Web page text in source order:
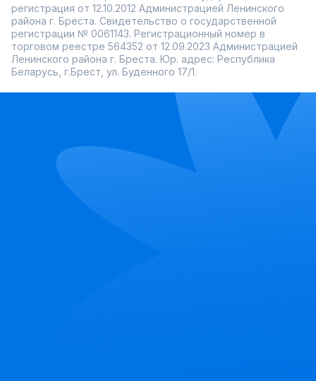
регистрация от 12.10.2012 Администрацией Ленинского
района г. Бреста. Свидетельство о государственной
регистрации № 0061143. Регистрационный номер в
торговом реестре 564352 от 12.09.2023 Администрацией
Ленинского района г. Бреста. Юр. адрес: Республика
Беларусь, г.Брест, ул. Буденного 17/1.